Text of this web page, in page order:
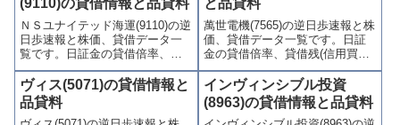
り関連情報を集計し、図解でわ
かりやすくまとめて掲載してい
ます。
連情報を集計し、図解でわかり
やすくまとめて掲載していま
す。
(9110)の貸借情報と品貸料
ＮＳユナイテッド海運(9110)の逆
日歩速報と株価、貸借データ一
覧です。日証金の貸借倍率、貸
借残(信用買残、信用売残)、品貸
料(逆日歩)、東証の週末残高、規
制(注意喚起・申込停止)など、空
売り関連情報を集計し、図解で
と品貸料
萬世電機(7565)の逆日歩速報と株
価、貸借データ一覧です。日証
金の貸借倍率、貸借残(信用買
残、信用売残)、品貸料(逆日
歩)、東証の週末残高、規制(注意
喚起・申込停止)など、空売り関
連情報を集計し、図解でわかり
ヴィス(5071)の貸借情報と
品貸料
インヴィンシブル投資
(8963)の貸借情報と品貸料